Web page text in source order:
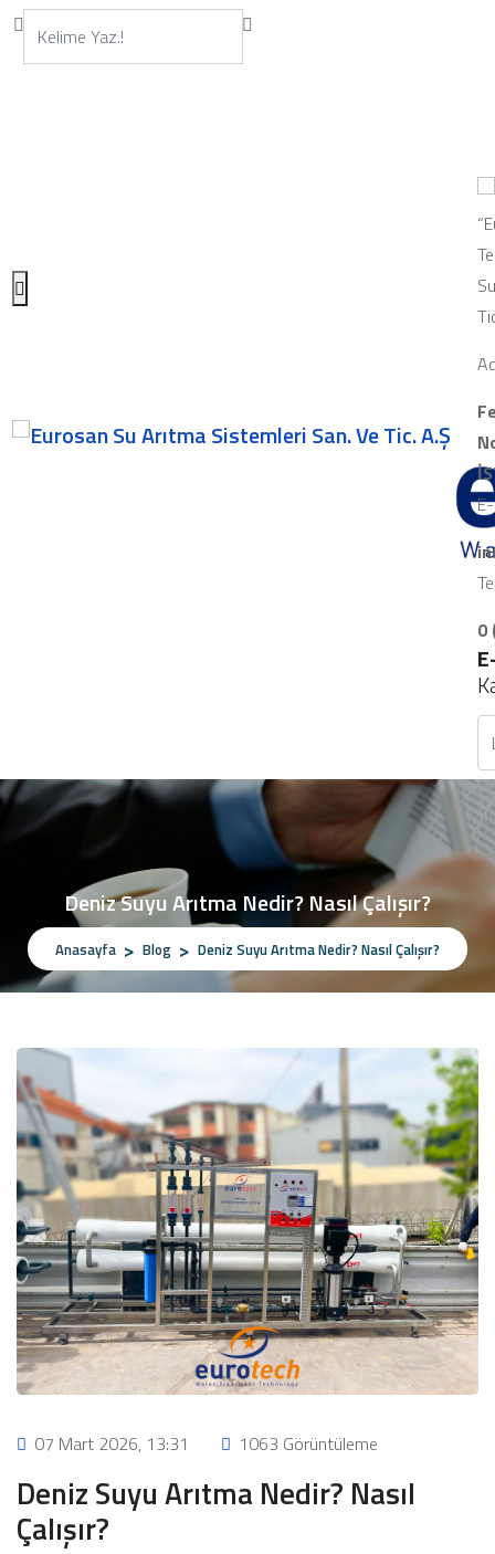
0
Deniz Suyu Arıtma Nedir? Nasıl Çalışır?
Anasayfa Blog Deniz Suyu Arıtma Nedir? Nasıl Çalışır?
07 Mart 2026, 13:31 1063 Görüntüleme
Deniz Suyu Arıtma Nedir? Nasıl
Çalışır?